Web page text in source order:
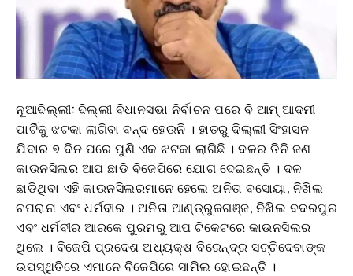
ନୂଆଦିଲ୍ଲୀ: ଦିଲ୍ଲୀ ବିଧାନସଭା ନିର୍ବାଚନ ପରେ ବି ଆମ୍ ଆଦମୀ
ପାର୍ଟିକୁ ଝଟକା ଲାଗିବା ବନ୍ଦ ହେଉନି । ହାତରୁ ଦିଲ୍ଲୀ ସିଂହାସନ
ଯିବାର ୭ ଦିନ ପରେ ପୁଣି ଏକ ଝଟକା ଲାଗିଛି । ଦଳର ତିନି ଜଣ
କାଉନସିଲର ଆପ ଛାଡି ବିଜେପିରେ ଯୋଗ ଦେଇଛନ୍ତି । ଦଳ
ଛାଡିଥିବା ଏହି କାଉନସିଲରମାନେ ହେଲେ ଅନିତା ବସୋୟା, ନିଖିଲ
ଚପରାନା ଏବଂ ଧର୍ମବୀର । ଅନିତା ଆଣ୍ଡ୍ରୁଜଗଞ୍ଜ, ନିଖିଲ ବଦରପୁର
ଏବଂ ଧର୍ମବୀର ଆରକେ ପୁରମରୁ ଆପ ଟିକେଟରେ କାଉନସିଲର
ଥିଲେ । ବିଜେପି ପ୍ରଦେଶ ଅଧ୍ୟକ୍ଷ ବିରେନ୍ଦ୍ର ସଚ୍ଚିଦେବାଙ୍କ
ଉପସ୍ଥିତିରେ ଏମାନେ ବିଜେପିରେ ସାମିଲ ହୋଇଛନ୍ତି ।